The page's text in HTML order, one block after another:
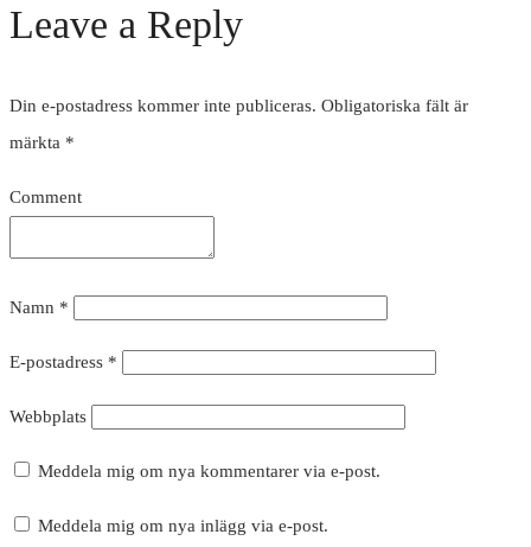
Leave a Reply
Din e-postadress kommer inte publiceras. Obligatoriska fält är
märkta *
Comment
Namn *
E-postadress *
Webbplats
Meddela mig om nya kommentarer via e-post.
Meddela mig om nya inlägg via e-post.